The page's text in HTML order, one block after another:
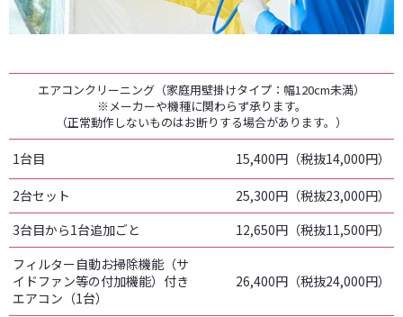
エアコンクリーニング（家庭用壁掛けタイプ：幅120cm未満）
※メーカーや機種に関わらず承ります。
（正常動作しないものはお断りする場合があります。）
1台目 15,400円（税抜14,000円）
2台セット
25,300円（税抜23,000円）
3台目から1台追加ごと
12,650円（税抜11,500円）
フィルター自動お掃除機能（サ
イドファン等の付加機能）付き
エアコン（1台）
26,400円（税抜24,000円）